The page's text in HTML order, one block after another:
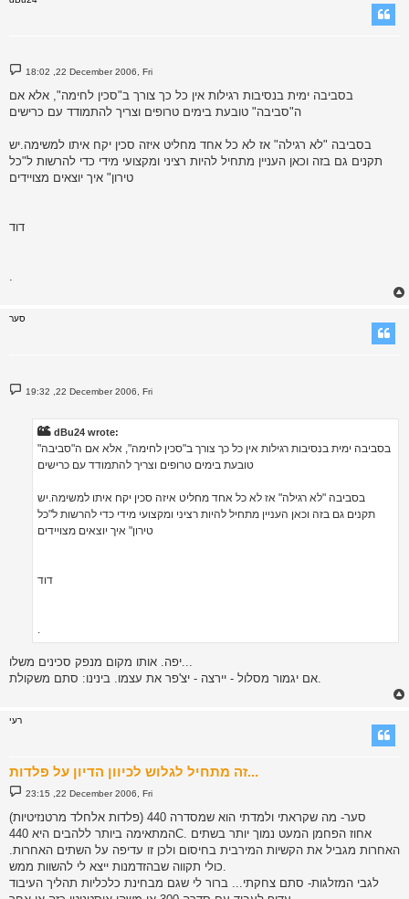
P
o
t
18:02 ,22 December 2006, Fri
בסביבה ימית בנסיבות רגילות אין כל כך צורך ב"סכין לחימה", אלא אם
ה"סביבה" טובעת בימים טרופים וצריך להתמודד עם כרישים
בסביבה "לא רגילה" אז לא כל אחד מחליט איזה סכין יקח איתו למשימה.יש
תקנים גם בזה וכאן העניין מתחיל להיות רציני ומקצועי מידי כדי להרשות ל"כל
טירון" איך יוצאים מצויידים
דוד
.
סער
P
o
19:32 ,22 December 2006, Fri
dBu24 wrote:
בסביבה ימית בנסיבות רגילות אין כל כך צורך ב"סכין לחימה", אלא אם ה"סביבה"
טובעת בימים טרופים וצריך להתמודד עם כרישים
בסביבה "לא רגילה" אז לא כל אחד מחליט איזה סכין יקח איתו למשימה.יש
תקנים גם בזה וכאן העניין מתחיל להיות רציני ומקצועי מידי כדי להרשות ל"כל
טירון" איך יוצאים מצויידים
דוד
.
יפה. אותו מקום מנפק סכינים משלו...
אם יגמור מסלול - יירצה - יצ'פר את עצמו. בינינו: סתם משקולת.
רעי
זה מתחיל לגלוש לכיוון הדיון על פלדות...
P
o
t
23:15 ,22 December 2006, Fri
סער- מה שקראתי ולמדתי הוא שמסדרה 440 (פלדות אלחלד מרטנזיטיות)
המתאימה ביותר ללהבים היא 440C. אחוז הפחמן המעט נמוך יותר בשתים
האחרות מגביל את הקשיות המירבית בחיסום ולכן זו עדיפה על השתים האחרות.
לגבי המזלגות- סתם צחקתי... ברור לי שגם מבחינת כלכליות תהליך העיבוד